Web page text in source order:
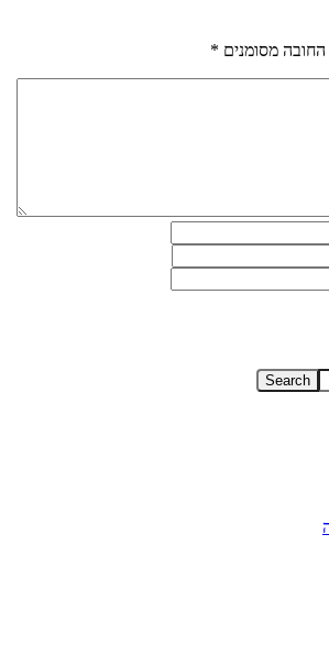
מסומנים *